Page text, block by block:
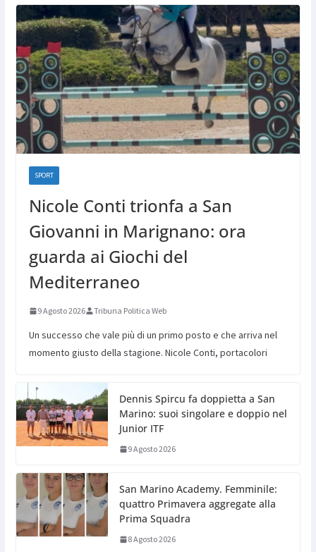
SPORT
Nicole Conti trionfa a San
Giovanni in Marignano: ora
guarda ai Giochi del
Mediterraneo
9 Agosto 2026 Tribuna Politica Web
Un successo che vale più di un primo posto e che arriva nel
momento giusto della stagione. Nicole Conti, portacolori
Dennis Spircu fa doppietta a San
Marino: suoi singolare e doppio nel
Junior ITF
9 Agosto 2026
San Marino Academy. Femminile:
quattro Primavera aggregate alla
Prima Squadra
8 Agosto 2026